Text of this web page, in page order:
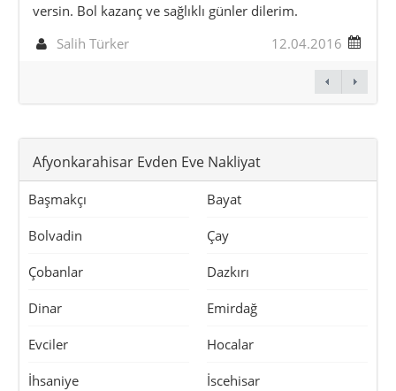
versin. Bol kazanç ve sağlıklı günler dilerim.
Salih Türker
12.04.2016
Afyonkarahisar Evden Eve Nakliyat
Başmakçı Bayat
Bolvadin Çay
Çobanlar Dazkırı
Dinar Emirdağ
Evciler Hocalar
İhsaniye İscehisar